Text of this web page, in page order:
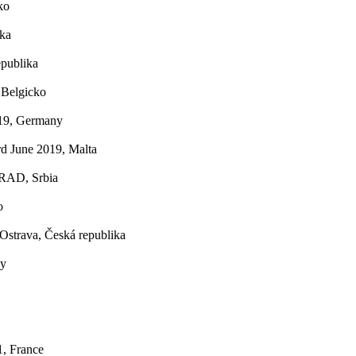
Germany
June 2019, Malta
Srbia
Česká republika
France